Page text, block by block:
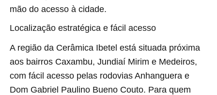
mão do acesso à cidade.
Localização estratégica e fácil acesso
A região da Cerâmica Ibetel está situada próxima
aos bairros Caxambu, Jundiaí Mirim e Medeiros,
com fácil acesso pelas rodovias Anhanguera e
Dom Gabriel Paulino Bueno Couto. Para quem